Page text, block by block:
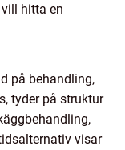
hitta en
på behandling,
tyder på struktur
visar